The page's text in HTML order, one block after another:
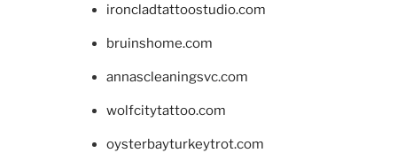
ironcladtattoostudio.com
bruinshome.com
annascleaningsvc.com
wolfcitytattoo.com
oysterbayturkeytrot.com